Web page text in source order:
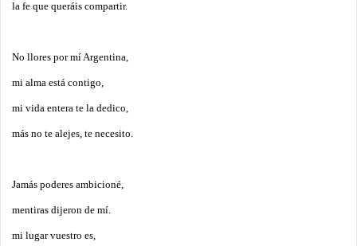
la fe que queráis compartir.
No llores por mí Argentina,
mi alma está contigo,
mi vida entera te la dedico,
más no te alejes, te necesito.
Jamás poderes ambicioné,
mentiras dijeron de mí.
mi lugar vuestro es,